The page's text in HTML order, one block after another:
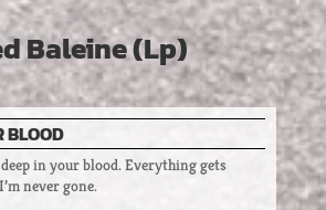
Baleine (Lp)
BLOOD
in your blood. Everything gets
never gone.